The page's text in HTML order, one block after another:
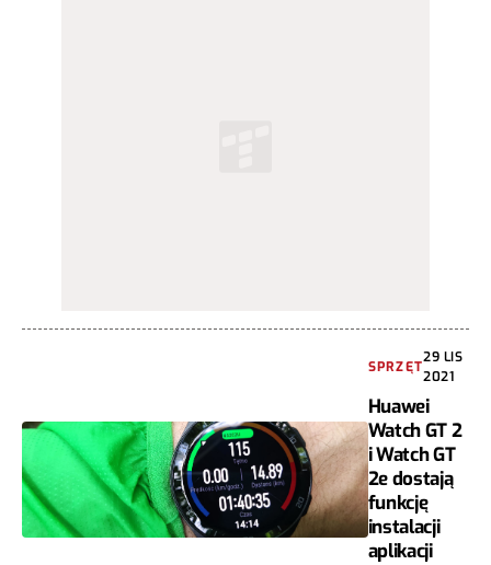
SPRZĘT
29 LIS
2021
Huawei
Watch GT 2
i Watch GT
2e dostają
funkcję
instalacji
aplikacji